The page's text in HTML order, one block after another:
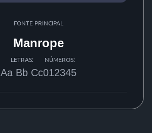
FONTE PRINCIPAL
Manrope
LETRAS:
Aa Bb Cc
NÚMEROS:
012345